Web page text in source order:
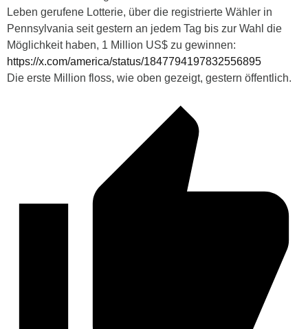
Leben gerufene Lotterie, über die registrierte Wähler in
Pennsylvania seit gestern an jedem Tag bis zur Wahl die
Möglichkeit haben, 1 Million US$ zu gewinnen:
https://x.com/america/status/1847794197832556895
Die erste Million floss, wie oben gezeigt, gestern öffentlich.